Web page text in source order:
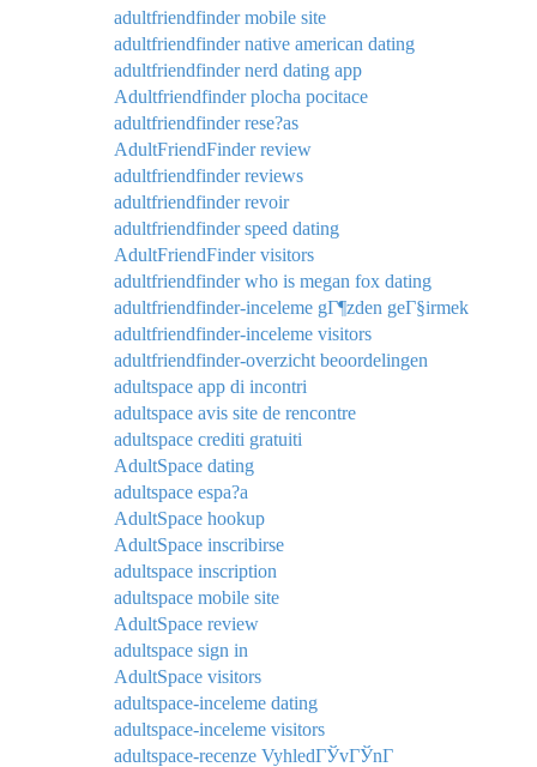
adultfriendfinder mobile site
adultfriendfinder native american dating
adultfriendfinder nerd dating app
Adultfriendfinder plocha pocitace
adultfriendfinder rese?as
AdultFriendFinder review
adultfriendfinder reviews
adultfriendfinder revoir
adultfriendfinder speed dating
AdultFriendFinder visitors
adultfriendfinder who is megan fox dating
adultfriendfinder-inceleme gГ¶zden geГ§irmek
adultfriendfinder-inceleme visitors
adultfriendfinder-overzicht beoordelingen
adultspace app di incontri
adultspace avis site de rencontre
adultspace crediti gratuiti
AdultSpace dating
adultspace espa?a
AdultSpace hookup
AdultSpace inscribirse
adultspace inscription
adultspace mobile site
AdultSpace review
adultspace sign in
AdultSpace visitors
adultspace-inceleme dating
adultspace-inceleme visitors
adultspace-recenze VyhledГЎvГЎnГ­